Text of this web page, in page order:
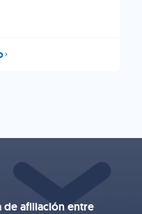
afiliación entre